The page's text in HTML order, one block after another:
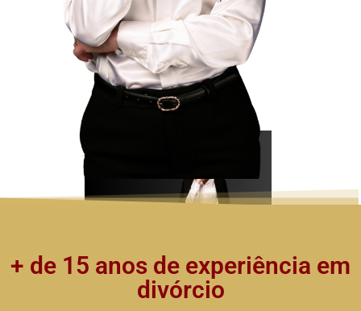
+ de 15 anos de experiência em
divórcio